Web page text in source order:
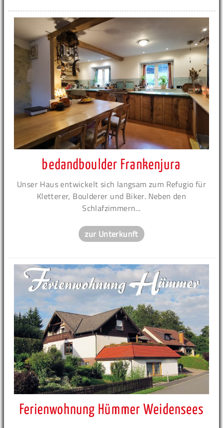
bedandboulder Frankenjura
Unser Haus entwickelt sich langsam zum Refugio für
Kletterer, Boulderer und Biker. Neben den
Schlafzimmern...
zur Unterkunft
Ferienwohnung Hümmer Weidensees